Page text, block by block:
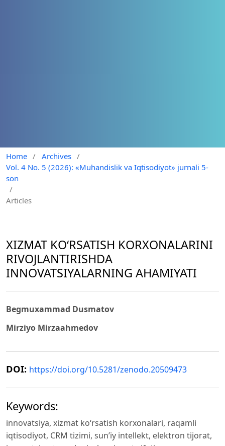
Home / Archives /
Vol. 4 No. 5 (2026): «Muhandislik va Iqtisodiyot» jurnali 5-
son
/
Articles
XIZMAT KO‘RSATISH KORXONALARINI
RIVOJLANTIRISHDA
INNOVATSIYALARNING AHAMIYATI
Begmuxammad Dusmatov
Mirziyo Mirzaahmedov
DOI: https://doi.org/10.5281/zenodo.20509473
Keywords:
innovatsiya, xizmat ko‘rsatish korxonalari, raqamli
iqtisodiyot, CRM tizimi, sun’iy intellekt, elektron tijorat,